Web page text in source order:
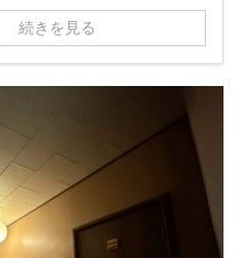
続きを見る